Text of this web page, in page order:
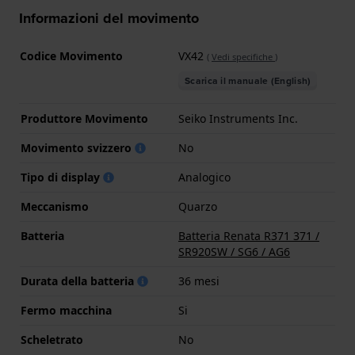
Informazioni del movimento
Codice Movimento VX42 ( Vedi specifiche )
Scarica il manuale (English)
Produttore Movimento
Seiko Instruments Inc.
Movimento svizzero
No
Tipo di display
Analogico
Meccanismo
Quarzo
Batteria
Batteria Renata R371 371 /
SR920SW / SG6 / AG6
Durata della batteria
36 mesi
Fermo macchina
Si
Scheletrato
No